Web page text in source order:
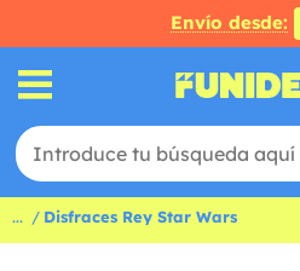
Envío desde:
... Disfraces Rey Star Wars